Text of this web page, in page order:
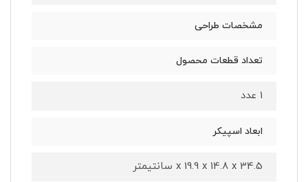
مشخصات طراحی
تعداد قطعات محصول
1 عدد
ابعاد اسپیکر
34.5 x 19.9 x 14.8 x سانتیمتر